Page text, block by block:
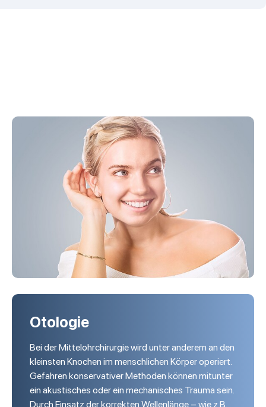
Otologie
Bei der Mittelohrchirurgie wird unter anderem an den
kleinsten Knochen im menschlichen Körper operiert.
Gefahren konservativer Methoden können mitunter
ein akustisches oder ein mechanisches Trauma sein.